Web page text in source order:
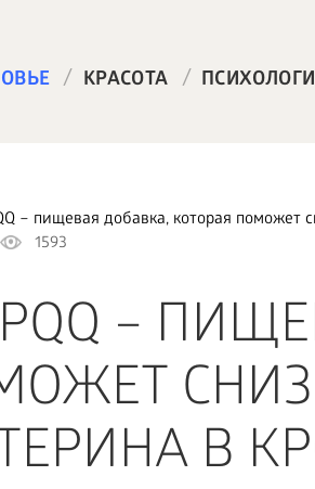
/ КРАСОТА /
– пищевая добавка, которая поможет
1593
–
В